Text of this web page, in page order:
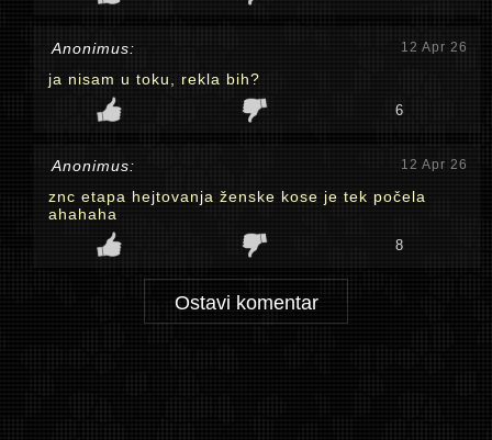
Anonimus: 12 Apr 26
ja nisam u toku, rekla bih?
6
Anonimus: 12 Apr 26
znc etapa hejtovanja ženske kose je tek počela
ahahaha
8
Ostavi komentar